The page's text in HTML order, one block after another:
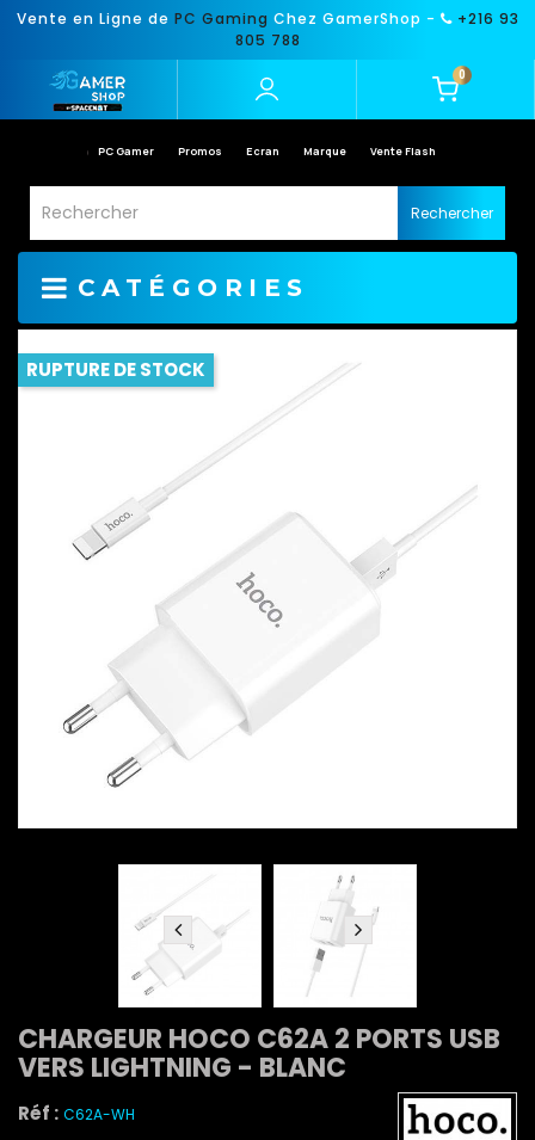
Vente en Ligne de PC Gaming Chez GamerShop -
+216 93
805 788
0
PC Gamer Promos Ecran Marque Vente Flash
Rechercher
CATÉGORIES
RUPTURE DE STOCK
CHARGEUR HOCO C62A 2 PORTS USB
VERS LIGHTNING - BLANC
Réf : C62A-WH